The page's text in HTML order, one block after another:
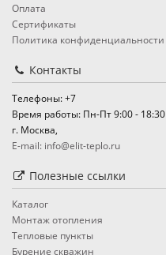
Оплата
Сертификаты
Политика конфиденциальности
Контакты
Телефоны: +7
Время работы: Пн-Пт 9:00 - 18:30
г. Москва,
E-mail: info@elit-teplo.ru
Полезные ссылки
Каталог
Монтаж отопления
Тепловые пункты
Бурение скважин